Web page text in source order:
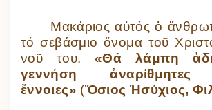
Μακάριος αὐτός ὁ
τό σεβάσμιο ὄνομα τοῦ
νοῦ του. «Θά λάμπη
γεννήση ἀναρίθμητες
ἔννοιες» (Ὅσιος Ἡσύχιος,